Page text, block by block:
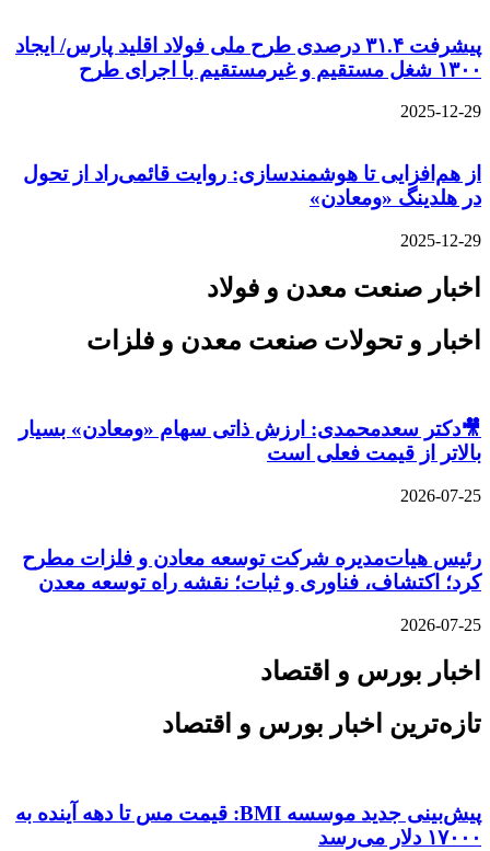
پیشرفت ۳۱.۴ درصدی طرح ملی فولاد اقلید پارس/ ایجاد
۱۳۰۰ شغل مستقیم و غیرمستقیم با اجرای طرح
2025-12-29
از هم‌افزایی تا هوشمندسازی: روایت قائمی‌راد از تحول
در هلدینگ «ومعادن»
2025-12-29
اخبار صنعت معدن و فولاد
اخبار و تحولات صنعت معدن و فلزات
🎥دکتر سعدمحمدی: ارزش ذاتی سهام «ومعادن» بسیار
بالاتر از قیمت فعلی است
2026-07-25
رئیس هیات‌مدیره شرکت توسعه معادن و فلزات مطرح
کرد؛ اکتشاف، فناوری و ثبات؛ نقشه راه توسعه معدن
2026-07-25
اخبار بورس و اقتصاد
تازه‌ترین اخبار بورس و اقتصاد
پیش‌بینی جدید موسسه BMI: قیمت مس تا دهه آینده به
۱۷۰۰۰ دلار می‌رسد